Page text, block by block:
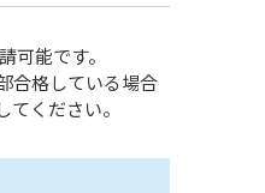
可能です。
合格している場合
ください。